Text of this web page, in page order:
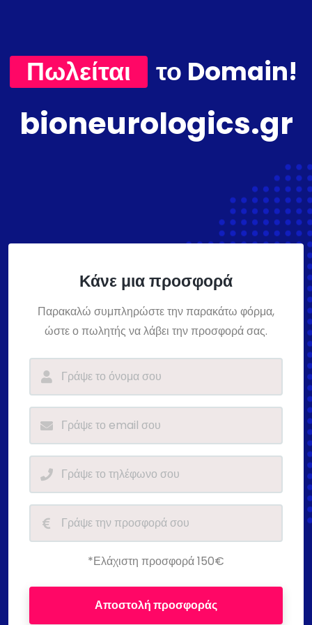
Πωλείται το Domain!
bioneurologics.gr
Κάνε μια προσφορά
Παρακαλώ συμπληρώστε την παρακάτω φόρμα,
ώστε ο πωλητής να λάβει την προσφορά σας.
*Ελάχιστη προσφορά 150€
Αποστολή προσφοράς